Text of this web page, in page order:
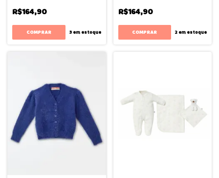
R$164,90
COMPRAR 3em estoque
R$164,90
COMPRAR 2 em estoque